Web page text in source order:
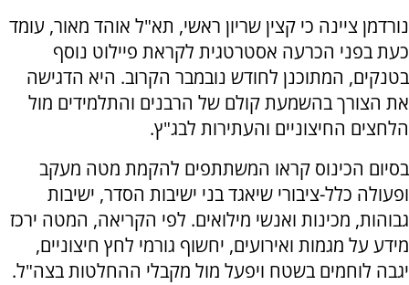
נורדמן ציינה כי קצין שריון ראשי, תא"ל אוהד מאור, עומד
כעת בפני הכרעה אסטרטגית לקראת פיילוט נוסף
בטנקים, המתוכנן לחודש נובמבר הקרוב. היא הדגישה
את הצורך בהשמעת קולם של הרבנים והתלמידים מול
הלחצים החיצוניים והעתירות לבג"ץ.
בסיום הכינוס קראו המשתתפים להקמת מטה מעקב
ופעולה כלל-ציבורי שיאגד בני ישיבות הסדר, ישיבות
גבוהות, מכינות ואנשי מילואים. לפי הקריאה, המטה ירכז
מידע על מגמות ואירועים, יחשוף גורמי לחץ חיצוניים,
יגבה לוחמים בשטח ויפעל מול מקבלי ההחלטות בצה"ל.